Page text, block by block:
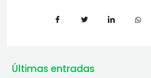
Últimas entradas